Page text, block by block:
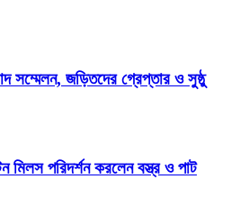
সম্মেলন, জড়িতদের গ্রেপ্তার ও সুষ্ঠু
মিলস পরিদর্শন করলেন বস্ত্র ও পাট